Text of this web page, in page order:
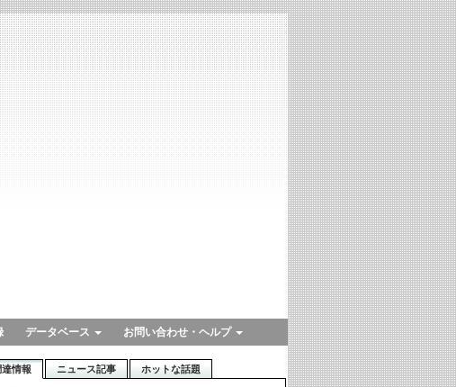
データベース お問い合わせ・ヘルプ
達情報 ニュース記事 ホットな話題